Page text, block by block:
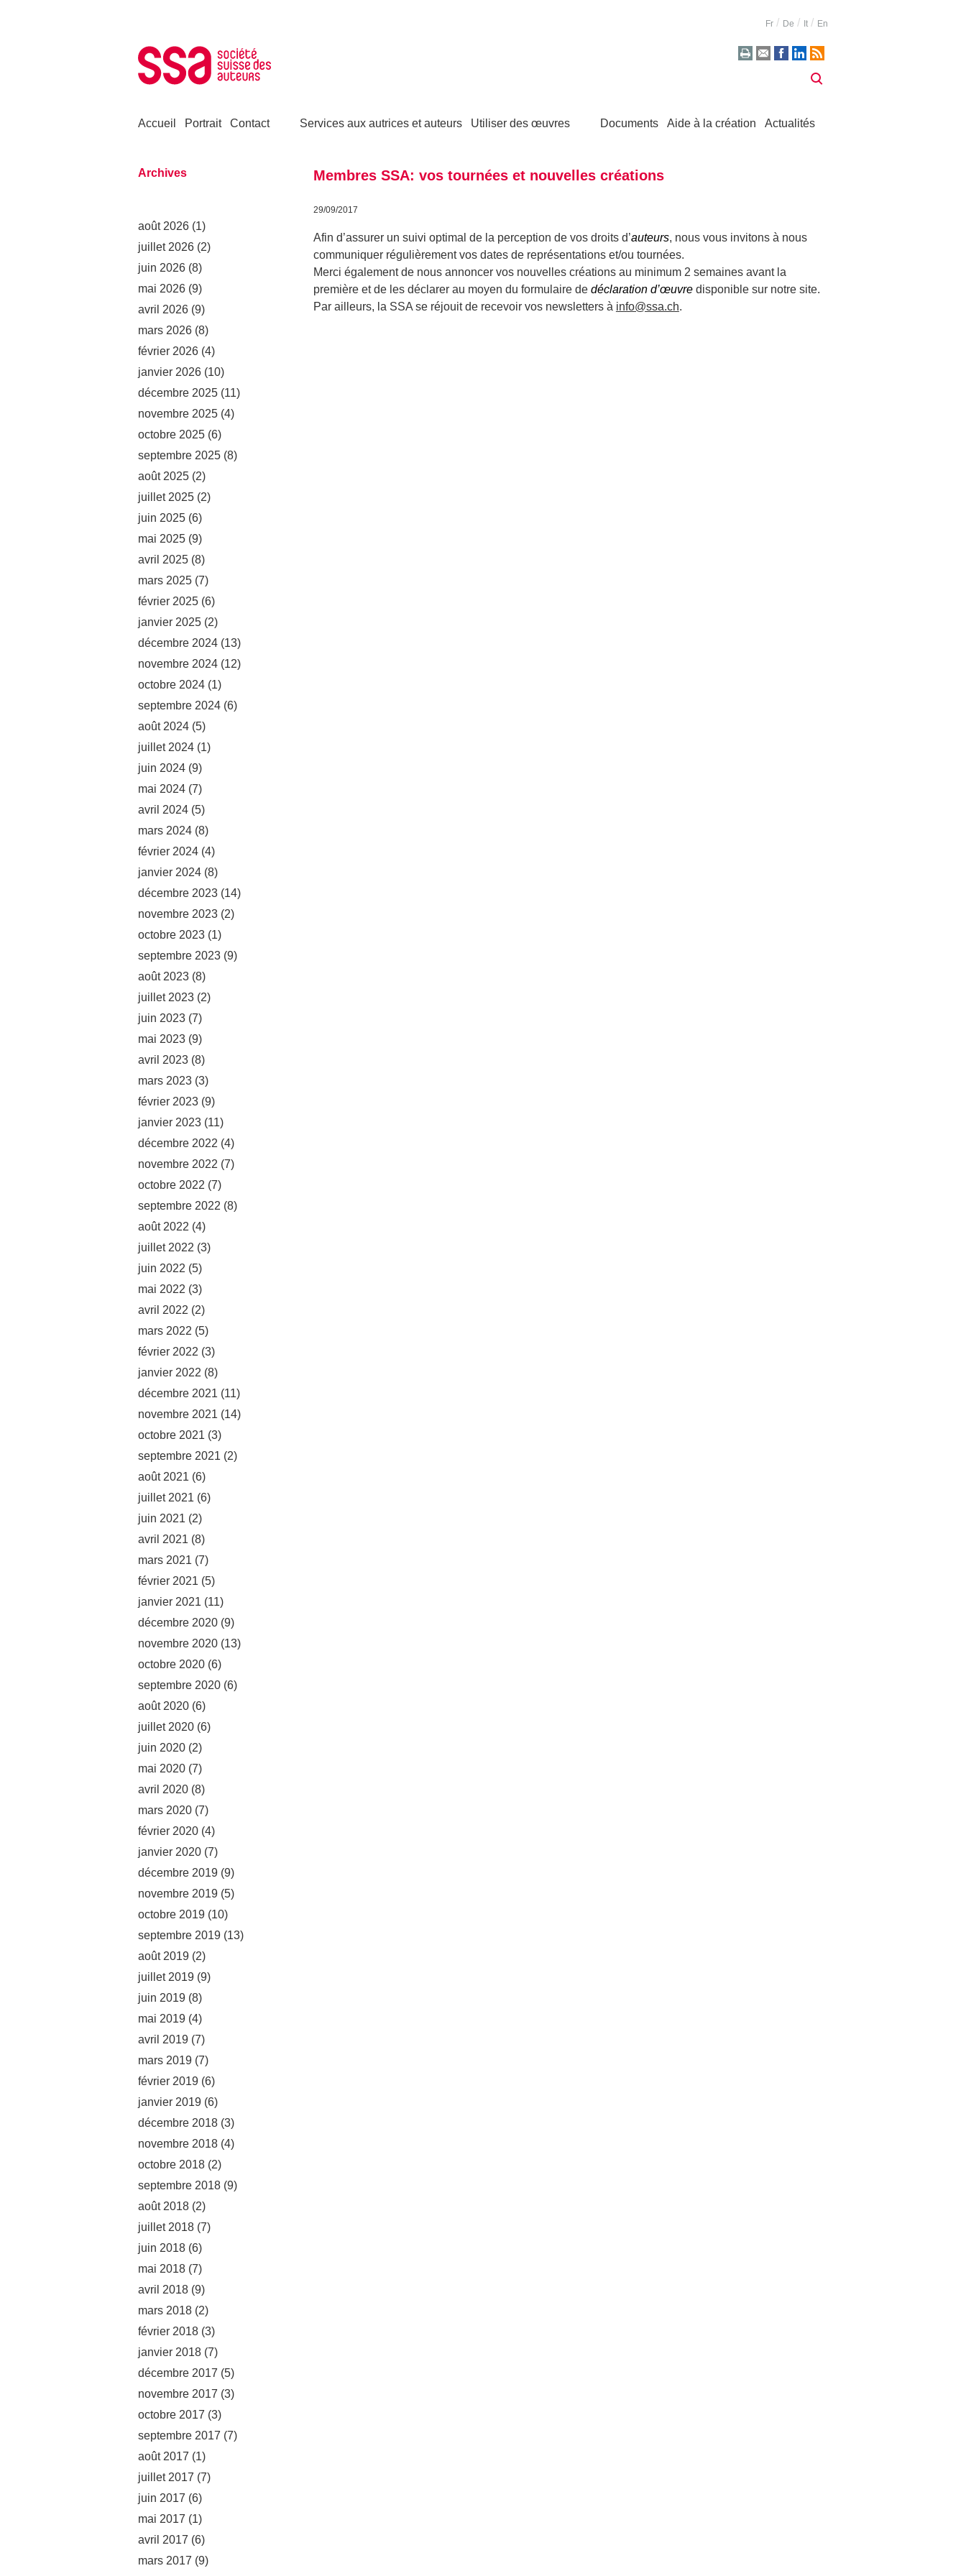
Fr De It En
Accueil Portrait Contact Services aux autrices et auteurs Utiliser des œuvres Documents Aide à la création Actualités
Archives
août 2026 (1)
juillet 2026 (2)
juin 2026 (8)
mai 2026 (9)
avril 2026 (9)
mars 2026 (8)
février 2026 (4)
janvier 2026 (10)
décembre 2025 (11)
novembre 2025 (4)
octobre 2025 (6)
septembre 2025 (8)
août 2025 (2)
juillet 2025 (2)
juin 2025 (6)
mai 2025 (9)
avril 2025 (8)
mars 2025 (7)
février 2025 (6)
janvier 2025 (2)
décembre 2024 (13)
novembre 2024 (12)
octobre 2024 (1)
septembre 2024 (6)
août 2024 (5)
juillet 2024 (1)
juin 2024 (9)
mai 2024 (7)
avril 2024 (5)
mars 2024 (8)
février 2024 (4)
janvier 2024 (8)
décembre 2023 (14)
novembre 2023 (2)
octobre 2023 (1)
septembre 2023 (9)
août 2023 (8)
juillet 2023 (2)
juin 2023 (7)
mai 2023 (9)
avril 2023 (8)
mars 2023 (3)
février 2023 (9)
janvier 2023 (11)
décembre 2022 (4)
novembre 2022 (7)
octobre 2022 (7)
septembre 2022 (8)
août 2022 (4)
juillet 2022 (3)
juin 2022 (5)
mai 2022 (3)
avril 2022 (2)
mars 2022 (5)
février 2022 (3)
janvier 2022 (8)
décembre 2021 (11)
novembre 2021 (14)
octobre 2021 (3)
septembre 2021 (2)
août 2021 (6)
juillet 2021 (6)
juin 2021 (2)
avril 2021 (8)
mars 2021 (7)
février 2021 (5)
janvier 2021 (11)
décembre 2020 (9)
novembre 2020 (13)
octobre 2020 (6)
septembre 2020 (6)
août 2020 (6)
juillet 2020 (6)
juin 2020 (2)
mai 2020 (7)
avril 2020 (8)
mars 2020 (7)
février 2020 (4)
janvier 2020 (7)
décembre 2019 (9)
novembre 2019 (5)
octobre 2019 (10)
septembre 2019 (13)
août 2019 (2)
juillet 2019 (9)
juin 2019 (8)
mai 2019 (4)
avril 2019 (7)
mars 2019 (7)
février 2019 (6)
janvier 2019 (6)
décembre 2018 (3)
novembre 2018 (4)
octobre 2018 (2)
septembre 2018 (9)
août 2018 (2)
juillet 2018 (7)
juin 2018 (6)
mai 2018 (7)
avril 2018 (9)
mars 2018 (2)
février 2018 (3)
janvier 2018 (7)
décembre 2017 (5)
novembre 2017 (3)
octobre 2017 (3)
septembre 2017 (7)
août 2017 (1)
juillet 2017 (7)
juin 2017 (6)
mai 2017 (1)
avril 2017 (6)
mars 2017 (9)
Membres SSA: vos tournées et nouvelles créations
29/09/2017
Afin d’assurer un suivi optimal de la perception de vos droits d’auteurs, nous vous invitons à nous
communiquer régulièrement vos dates de représentations et/ou tournées.
Merci également de nous annoncer vos nouvelles créations au minimum 2 semaines avant la
première et de les déclarer au moyen du formulaire de déclaration d’œuvredisponible sur notre site.
Par ailleurs, la SSA se réjouit de recevoir vos newsletters à info@ssa.ch.